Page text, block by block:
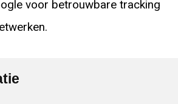
voor betrouwbare tracking